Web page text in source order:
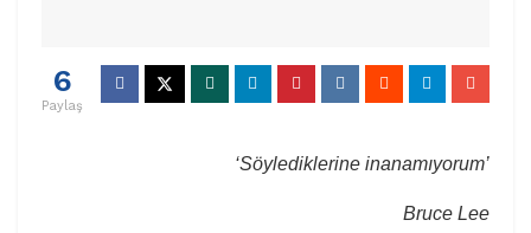
6
Paylaş
‘Söylediklerine inanamıyorum’
Bruce Lee